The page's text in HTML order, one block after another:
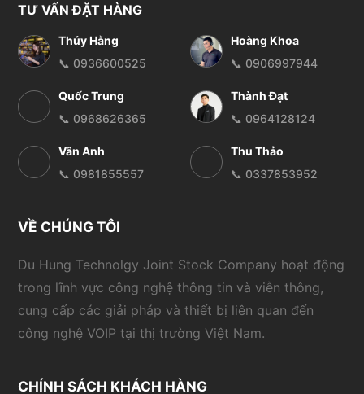
TƯ VẤN ĐẶT HÀNG
Thúy Hằng
📞 0936600525
Hoàng Khoa
📞 0906997944
Quốc Trung
📞 0968626365
Thành Đạt
📞 0964128124
Vân Anh
📞 0981855557
Thu Thảo
📞 0337853952
VỀ CHÚNG TÔI
Du Hung Technolgy Joint Stock Company hoạt động
trong lĩnh vực công nghệ thông tin và viễn thông,
cung cấp các giải pháp và thiết bị liên quan đến
công nghệ VOIP tại thị trường Việt Nam.
CHÍNH SÁCH KHÁCH HÀNG